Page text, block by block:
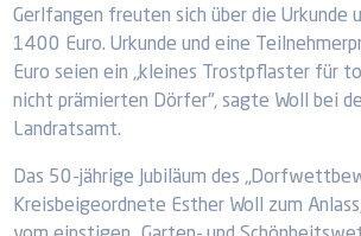
Gerlfangen freuten sich über die Urkunde
1400 Euro. Urkunde und eine
Euro seien ein „kleines Trostpflaster für
nicht prämierten Dörfer", sagte Woll bei
Landratsamt.
Das 50-jährige Jubiläum des
Kreisbeigeordnete Esther Woll zum